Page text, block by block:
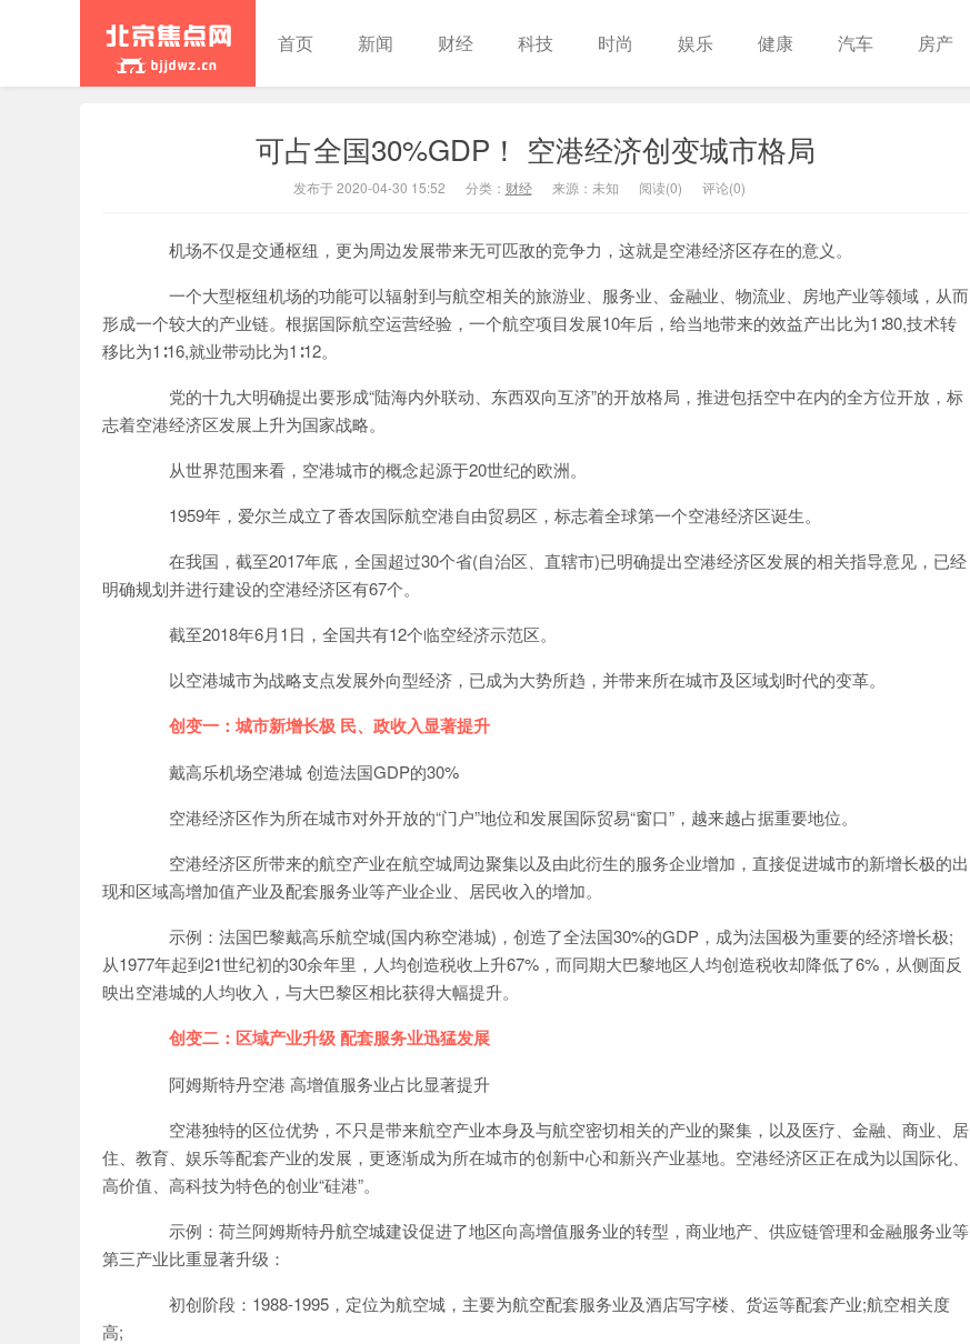
首页 新闻 财经 科技 时尚 娱乐 健康 汽车 房产
可占全国30%GDP！ 空港经济创变城市格局
发布于 2020-04-30 15:52 分类： 财经 来源：未知 阅读(0) 评论(0)
机场不仅是交通枢纽，更为周边发展带来无可匹敌的竞争力，这就是空港经济区存在的意义。
一个大型枢纽机场的功能可以辐射到与航空相关的旅游业、服务业、金融业、物流业、房地产业等领域，从而
形成一个较大的产业链。根据国际航空运营经验，一个航空项目发展10年后，给当地带来的效益产出比为1∶80,技术转
移比为1∶16,就业带动比为1∶12。
党的十九大明确提出要形成“陆海内外联动、东西双向互济”的开放格局，推进包括空中在内的全方位开放，标
志着空港经济区发展上升为国家战略。
从世界范围来看，空港城市的概念起源于20世纪的欧洲。
1959年，爱尔兰成立了香农国际航空港自由贸易区，标志着全球第一个空港经济区诞生。
在我国，截至2017年底，全国超过30个省(自治区、直辖市)已明确提出空港经济区发展的相关指导意见，已经
明确规划并进行建设的空港经济区有67个。
截至2018年6月1日，全国共有12个临空经济示范区。
以空港城市为战略支点发展外向型经济，已成为大势所趋，并带来所在城市及区域划时代的变革。
创变一：城市新增长极 民、政收入显著提升
戴高乐机场空港城 创造法国GDP的30%
空港经济区作为所在城市对外开放的“门户”地位和发展国际贸易“窗口”，越来越占据重要地位。
空港经济区所带来的航空产业在航空城周边聚集以及由此衍生的服务企业增加，直接促进城市的新增长极的出
现和区域高增加值产业及配套服务业等产业企业、居民收入的增加。
示例：法国巴黎戴高乐航空城(国内称空港城)，创造了全法国30%的GDP，成为法国极为重要的经济增长极;
从1977年起到21世纪初的30余年里，人均创造税收上升67%，而同期大巴黎地区人均创造税收却降低了6%，从侧面反
映出空港城的人均收入，与大巴黎区相比获得大幅提升。
创变二：区域产业升级 配套服务业迅猛发展
阿姆斯特丹空港 高增值服务业占比显著提升
空港独特的区位优势，不只是带来航空产业本身及与航空密切相关的产业的聚集，以及医疗、金融、商业、居
住、教育、娱乐等配套产业的发展，更逐渐成为所在城市的创新中心和新兴产业基地。空港经济区正在成为以国际化、
高价值、高科技为特色的创业“硅港”。
示例：荷兰阿姆斯特丹航空城建设促进了地区向高增值服务业的转型，商业地产、供应链管理和金融服务业等
第三产业比重显著升级：
初创阶段：1988-1995，定位为航空城，主要为航空配套服务业及酒店写字楼、货运等配套产业;航空相关度
高;